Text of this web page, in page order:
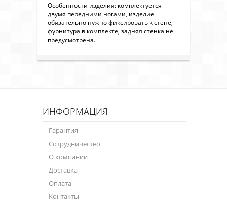
Особенности изделия: комплектуется
двумя передними ногами, изделие
обязательно нужно фиксировать к стене,
фурнитура в комплекте, задняя стенка не
предусмотрена.
ИНФОРМАЦИЯ
Гарантия
Сотрудничество
О компании
Доставка
Оплата
Контакты